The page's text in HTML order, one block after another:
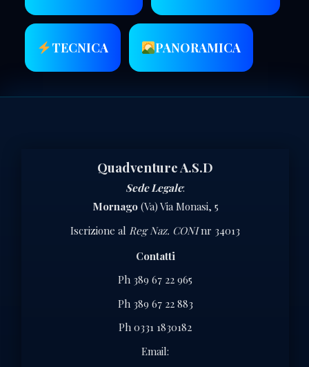
TECNICA PANORAMICA
Quadventure A.S.D
Sede Legale:
Mornago(Va) Via Monasi, 5
Iscrizione al Reg Naz. CONInr 34013
Contatti
Ph 389 67 22 965
Ph 389 67 22 883
Ph 0331 1830182
Email: